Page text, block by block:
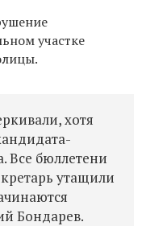
участке
хотя
Все бюллетени
утащили
Бондарев.